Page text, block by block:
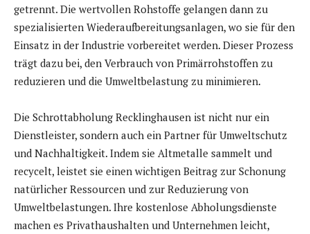
getrennt. Die wertvollen Rohstoffe gelangen dann zu
spezialisierten Wiederaufbereitungsanlagen, wo sie für den
Einsatz in der Industrie vorbereitet werden. Dieser Prozess
trägt dazu bei, den Verbrauch von Primärrohstoffen zu
reduzieren und die Umweltbelastung zu minimieren.
Die Schrottabholung Recklinghausen ist nicht nur ein
Dienstleister, sondern auch ein Partner für Umweltschutz
und Nachhaltigkeit. Indem sie Altmetalle sammelt und
recycelt, leistet sie einen wichtigen Beitrag zur Schonung
natürlicher Ressourcen und zur Reduzierung von
Umweltbelastungen. Ihre kostenlose Abholungsdienste
machen es Privathaushalten und Unternehmen leicht,